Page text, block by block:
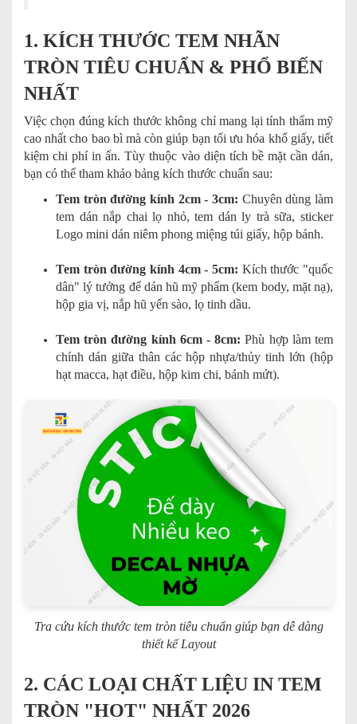
1. KÍCH THƯỚC TEM NHÃN
TRÒN TIÊU CHUẨN & PHỔ BIẾN
NHẤT
Việc chọn đúng kích thước không chỉ mang lại tính thẩm mỹ
cao nhất cho bao bì mà còn giúp bạn tối ưu hóa khổ giấy, tiết
kiệm chi phí in ấn. Tùy thuộc vào diện tích bề mặt cần dán,
bạn có thể tham khảo bảng kích thước chuẩn sau:
Tem tròn đường kính 2cm - 3cm: Chuyên dùng làm
tem dán nắp chai lọ nhỏ, tem dán ly trà sữa, sticker
Logo mini dán niêm phong miệng túi giấy, hộp bánh.
Tem tròn đường kính 4cm - 5cm: Kích thước "quốc
dân" lý tưởng để dán hũ mỹ phẩm (kem body, mặt nạ),
hộp gia vị, nắp hũ yến sào, lọ tinh dầu.
Tem tròn đường kính 6cm - 8cm: Phù hợp làm tem
chính dán giữa thân các hộp nhựa/thủy tinh lớn (hộp
hạt macca, hạt điều, hộp kim chi, bánh mứt).
Tra cứu kích thước tem tròn tiêu chuẩn giúp bạn dễ dàng
thiết kế Layout
2. CÁC LOẠI CHẤT LIỆU IN TEM
TRÒN "HOT" NHẤT 2026